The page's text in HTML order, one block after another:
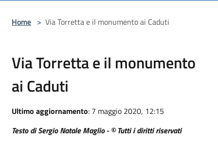
Home > Via Torretta e il monumento ai Caduti
Via Torretta e il monumento
ai Caduti
Ultimo aggiornamento: 7 maggio 2020, 12:15
Testo di Sergio Natale Maglio - © Tutti i diritti riservati